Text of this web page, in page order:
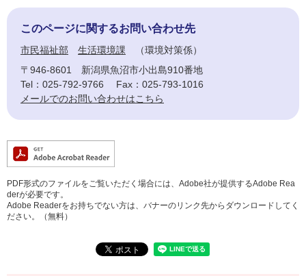
このページに関するお問い合わせ先
市民福祉部 生活環境課
環境対策係
〒946-8601
新潟県魚沼市小出島910番地
Tel：025-792-9766
Fax：025-793-1016
メールでのお問い合わせはこちら
PDF形式のファイルをご覧いただく場合には、Adobe社が提供するAdobe Rea
derが必要です。
Adobe Readerをお持ちでない方は、バナーのリンク先からダウンロードしてく
ださい。（無料）